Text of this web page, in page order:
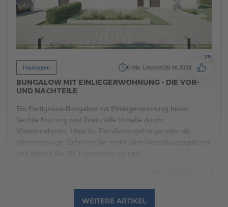
Haustypen 6 Min. Lesezeit28.06.2024
138
BUNGALOW MIT EINLIEGERWOHNUNG - DIE VOR-
UND NACHTEILE
Ein Fertighaus-Bungalow mit Einliegerwohnung bietet
flexible Nutzung und finanzielle Vorteile durch
Mieteinnahmen. Ideal für Familienangehörige oder als
WEITERE ARTIKEL